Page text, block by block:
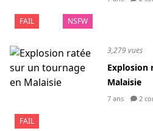
FAIL NSFW
FAIL
3,279 vues
Explosion
Malaisie
7 ans 2